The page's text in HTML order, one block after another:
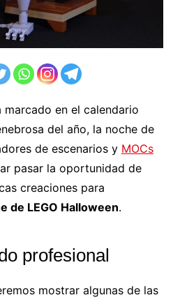
marcado en el calendario
del año, la noche de
de escenarios y MOCs
pasar la oportunidad de
creaciones para
de LEGO Halloween.
profesional
mostrar algunas de las